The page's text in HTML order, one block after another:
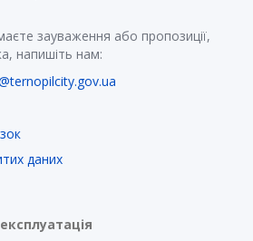
зауваження або пропозиції,
напишіть нам:
даних